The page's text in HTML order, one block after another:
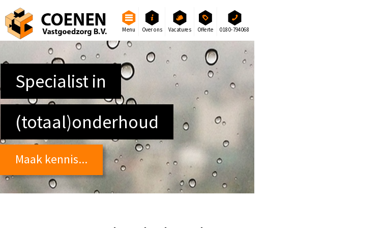
Menu Over ons Vacatures Offerte 0180-794068
Specialist in
(totaal)onderhoud
Maak kennis...